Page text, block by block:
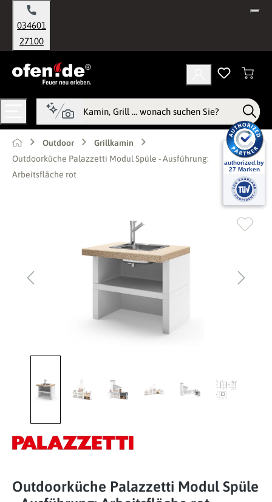
springen
034601
27100
Outdoor
Grillkamin
Outdoorküche Palazzetti Modul Spüle - Ausführung:
Arbeitsfläche rot
Outdoorküche Palazzetti Modul Spüle